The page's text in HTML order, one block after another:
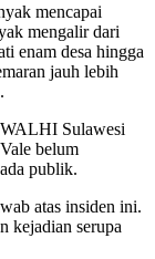
mencapai
mengalir dari
enam desa hingga
jauh lebih
Sulawesi
belum
publik.
atas insiden ini.
kejadian serupa